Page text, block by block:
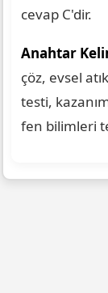
cevap C'dir.
Anahtar
çöz, evsel
testi,
fen bilimleri